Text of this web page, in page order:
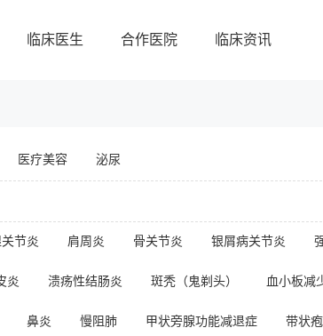
临床医生 合作医院 临床资讯
医疗美容 泌尿
节炎 肩周炎 骨关节炎 银屑病关节炎
炎 溃疡性结肠炎 斑秃（鬼剃头） 血小板减
鼻炎 慢阻肺 甲状旁腺功能减退症 带状